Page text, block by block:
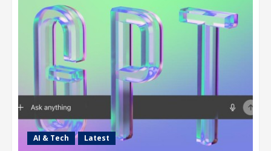
AI & Tech Latest